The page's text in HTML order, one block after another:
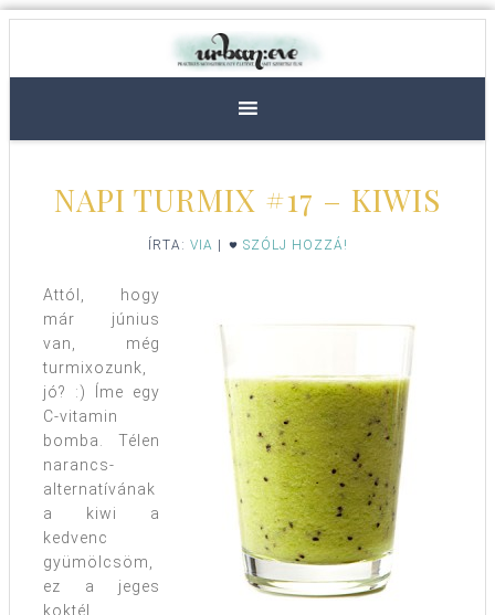
NAPI TURMIX #17 – KIWIS
ÍRTA: VIA SZÓLJ HOZZÁ!
Attól, hogy
már június
van, még
turmixozunk,
jó? :) Íme egy
C-vitamin
bomba. Télen
narancs-
alternatívának
a kiwi a
kedvenc
gyümölcsöm,
ez a jeges
koktél